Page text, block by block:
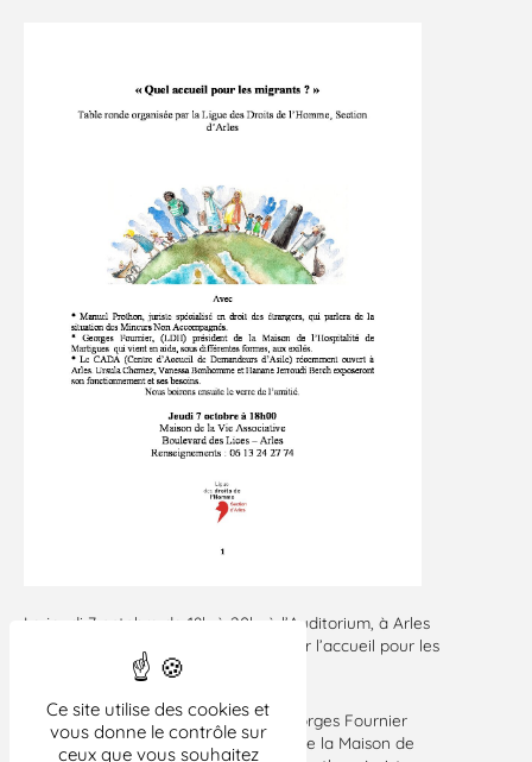
Ce site utilise des cookies et
vous donne le contrôle sur
ceux que vous souhaitez
Le jeudi 7 octobre de 18h à 20h, à l’Auditorium, à Arles
se tiendra une table ronde portant sur l’accueil pour les
Celle-ci se fera en la présence de Georges Fournier
(LDH Section Martigues) qui parlera de la Maison de